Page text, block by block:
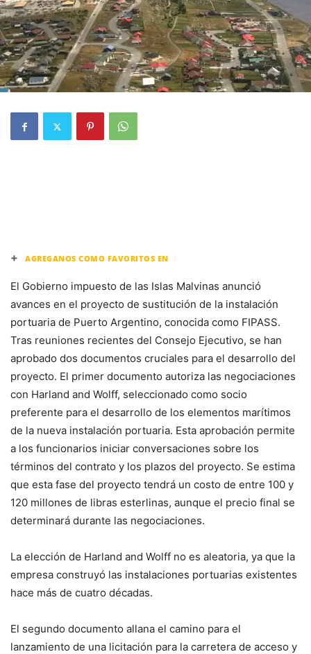
+ AGREGANOS COMO FAVORITOS EN
El Gobierno impuesto de las Islas Malvinas anunció
avances en el proyecto de sustitución de la instalación
portuaria de Puerto Argentino, conocida como FIPASS.
Tras reuniones recientes del Consejo Ejecutivo, se han
aprobado dos documentos cruciales para el desarrollo del
proyecto. El primer documento autoriza las negociaciones
con Harland and Wolff, seleccionado como socio
preferente para el desarrollo de los elementos marítimos
de la nueva instalación portuaria. Esta aprobación permite
a los funcionarios iniciar conversaciones sobre los
términos del contrato y los plazos del proyecto. Se estima
que esta fase del proyecto tendrá un costo de entre 100 y
120 millones de libras esterlinas, aunque el precio final se
determinará durante las negociaciones.
La elección de Harland and Wolff no es aleatoria, ya que la
empresa construyó las instalaciones portuarias existentes
hace más de cuatro décadas.
El segundo documento allana el camino para el
lanzamiento de una licitación para la carretera de acceso y